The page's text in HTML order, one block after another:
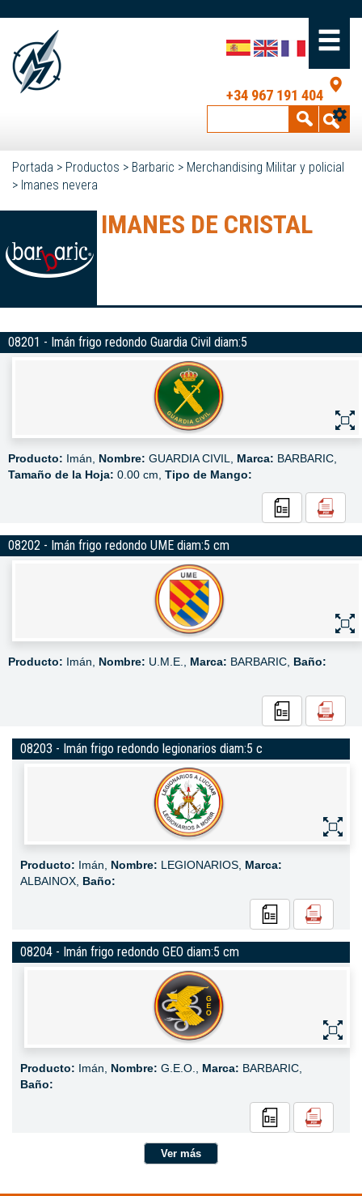
+34 967 191 404
Portada > Productos > Barbaric > Merchandising Militar y policial
> Imanes nevera
IMANES DE CRISTAL
08201 - Imán frigo redondo Guardia Civil diam:5
Producto: Imán, Nombre: GUARDIA CIVIL, Marca: BARBARIC,
Tamaño de la Hoja: 0.00 cm, Tipo de Mango:
08202 - Imán frigo redondo UME diam:5 cm
Producto: Imán, Nombre: U.M.E., Marca: BARBARIC, Baño:
08203 - Imán frigo redondo legionarios diam:5 c
Producto: Imán, Nombre: LEGIONARIOS, Marca:
ALBAINOX, Baño:
08204 - Imán frigo redondo GEO diam:5 cm
Producto: Imán, Nombre: G.E.O., Marca: BARBARIC,
Baño:
Ver más